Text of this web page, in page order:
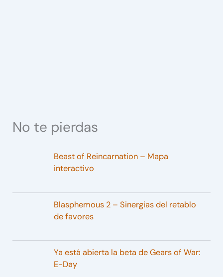
No te pierdas
Beast of Reincarnation – Mapa
interactivo
Blasphemous 2 – Sinergias del retablo
de favores
Ya está abierta la beta de Gears of War:
E-Day